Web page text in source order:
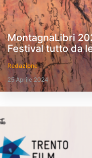
MontagnaLibri
Festival tutto da
Redazione
25 Aprile 2024